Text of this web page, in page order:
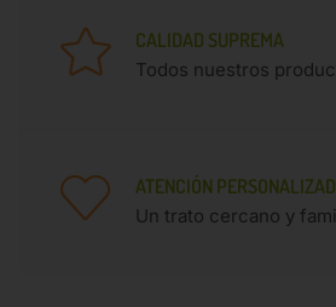
CALIDAD SUPREMA
Todos nuestros
ATENCIÓN
Un trato cercano y